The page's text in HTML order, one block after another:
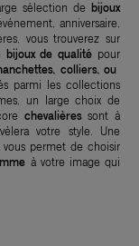
sélection de
bijoux
anniversaire,
vous trouverez sur
bijoux de qualité pour
colliers, ou
parmi les collections
un large choix de
chevalièressont à
votre style. Une
vous permet de choisir
à votre image qui